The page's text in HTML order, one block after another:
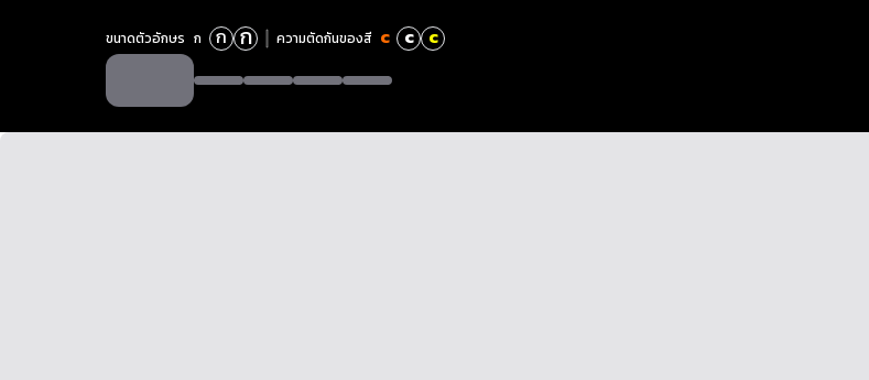
ขนาดตัวอักษร ก ก ก ความตัดกันของสี c c c